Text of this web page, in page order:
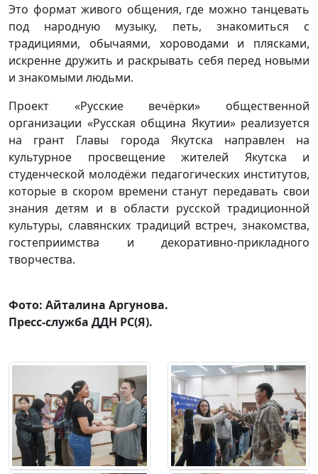
Это формат живого общения, где можно танцевать
под народную музыку, петь, знакомиться с
традициями, обычаями, хороводами и плясками,
искренне дружить и раскрывать себя перед новыми
и знакомыми людьми.
Проект «Русские вечёрки» общественной
организации «Русская община Якутии» реализуется
на грант Главы города Якутска направлен на
культурное просвещение жителей Якутска и
студенческой молодёжи педагогических институтов,
которые в скором времени станут передавать свои
знания детям и в области русской традиционной
культуры, славянских традиций встреч, знакомства,
гостеприимства и декоративно-прикладного
творчества.
Фото: Айталина Аргунова.
Пресс-служба ДДН РС(Я).